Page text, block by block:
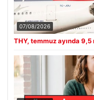
07/08/2026
THY, temmuz ayında 9,5